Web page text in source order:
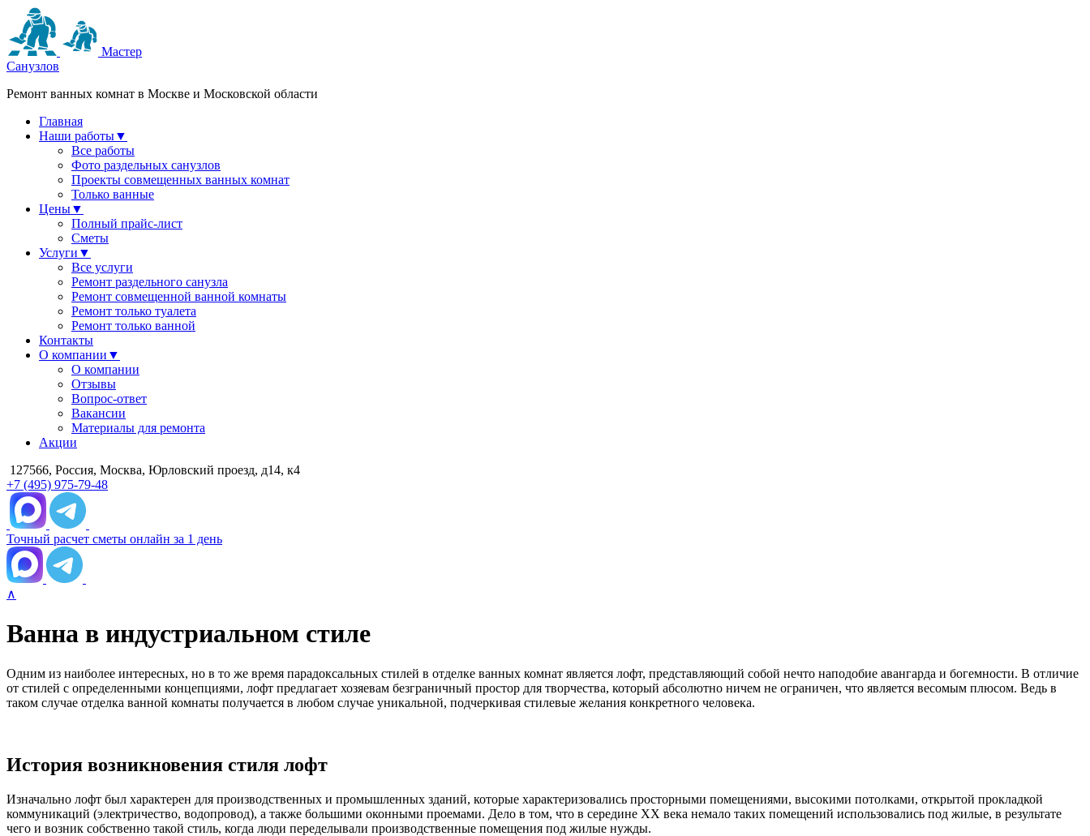
Мастер
Санузлов
Ремонт ванных комнат в Москве и Московской области
Главная
Наши работы▼
Все работы
Фото раздельных санузлов
Проекты совмещенных ванных комнат
Только ванные
Цены▼
Полный прайс-лист
Сметы
Услуги ▼
Все услуги
Ремонт раздельного санузла
Ремонт совмещенной ванной комнаты
Ремонт только туалета
Ремонт только ванной
Контакты
О компании ▼
О компании
Отзывы
Вопрос-ответ
Вакансии
Материалы для ремонта
Акции
127566, Россия, Москва, Юрловский проезд, д14, к4
+7 (495) 975-79-48
Точный расчет сметы онлайн за 1 день
∧
Ванна в индустриальном стиле
Одним из наиболее интересных, но в то же время парадоксальных стилей в отделке ванных комнат является лофт, представляющий собой нечто наподобие авангарда и богемности. В отличие
от стилей с определенными концепциями, лофт предлагает хозяевам безграничный простор для творчества, который абсолютно ничем не ограничен, что является весомым плюсом. Ведь в
таком случае отделка ванной комнаты получается в любом случае уникальной, подчеркивая стилевые желания конкретного человека.
История возникновения стиля лофт
Изначально лофт был характерен для производственных и промышленных зданий, которые характеризовались просторными помещениями, высокими потолками, открытой прокладкой
коммуникаций (электричество, водопровод), а также большими оконными проемами. Дело в том, что в середине ХХ века немало таких помещений использовались под жилые, в результате
чего и возник собственно такой стиль, когда люди переделывали производственные помещения под жилые нужды.